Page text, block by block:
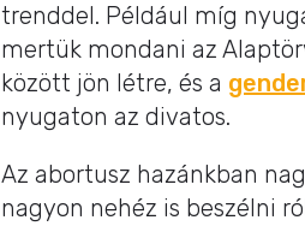
trenddel. Például míg
mertük mondani az
között jön létre, és a
nyugaton az divatos.
Az abortusz hazánkban
nagyon nehéz is beszélni